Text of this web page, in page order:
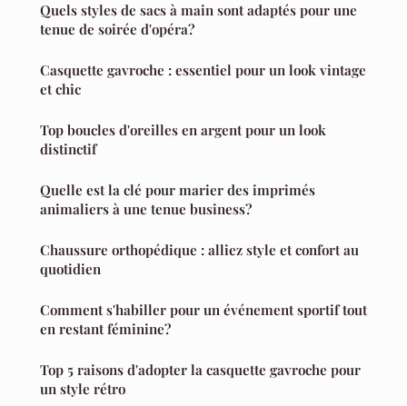
Quels styles de sacs à main sont adaptés pour une
tenue de soirée d'opéra?
Casquette gavroche : essentiel pour un look vintage
et chic
Top boucles d'oreilles en argent pour un look
distinctif
Quelle est la clé pour marier des imprimés
animaliers à une tenue business?
Chaussure orthopédique : alliez style et confort au
quotidien
Comment s'habiller pour un événement sportif tout
en restant féminine?
Top 5 raisons d'adopter la casquette gavroche pour
un style rétro